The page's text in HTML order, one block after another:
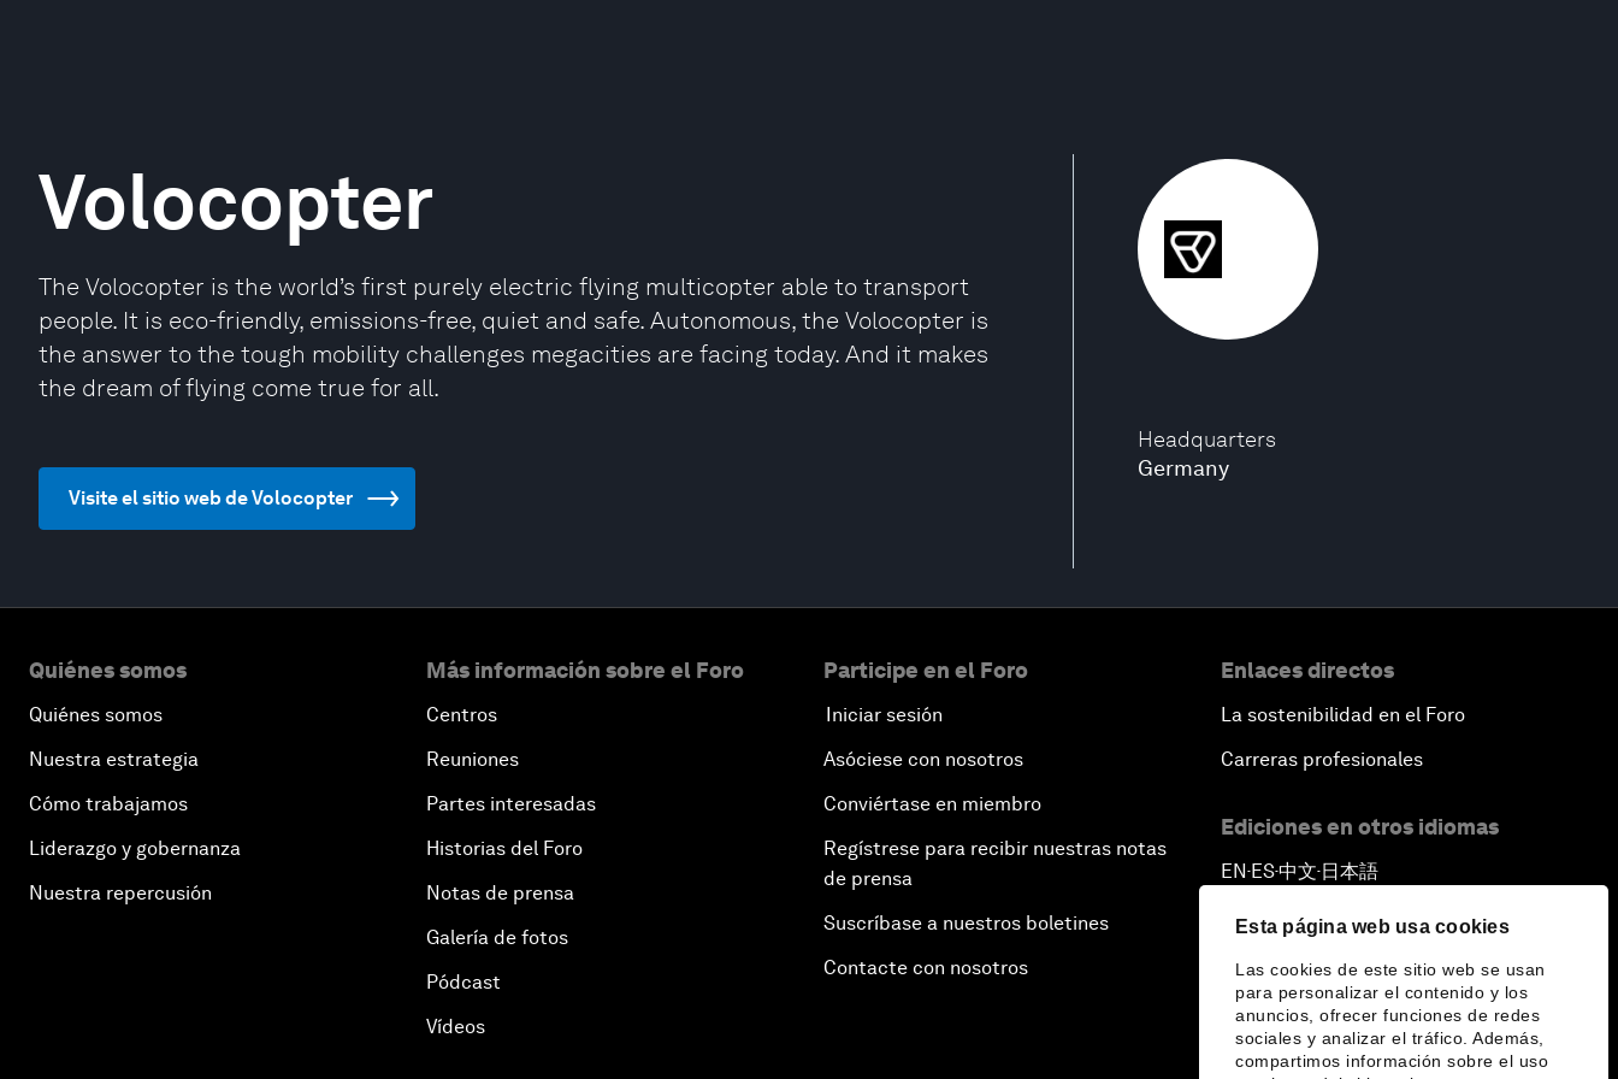
Esta página web usa cookies
Las cookies de este sitio web se usan
para personalizar el contenido y los
anuncios, ofrecer funciones de redes
sociales y analizar el tráfico. Además,
compartimos información sobre el uso
Headquarters
Germany
Volocopter
The Volocopter is the world’s first purely electric flying multicopter able to transport
people. It is eco-friendly, emissions-free, quiet and safe. Autonomous, the Volocopter is
the answer to the tough mobility challenges megacities are facing today. And it makes
the dream of flying come true for all.
Visite el sitio web de Volocopter
Quiénes somos
Quiénes somos
Nuestra estrategia
Cómo trabajamos
Liderazgo y gobernanza
Nuestra repercusión
Más información sobre el Foro
Centros
Reuniones
Partes interesadas
Historias del Foro
Notas de prensa
Galería de fotos
Pódcast
Vídeos
Participe en el Foro
Iniciar sesión
Asóciese con nosotros
Conviértase en miembro
Regístrese para recibir nuestras notas
de prensa
Suscríbase a nuestros boletines
Contacte con nosotros
Enlaces directos
La sostenibilidad en el Foro
Carreras profesionales
Ediciones en otros idiomas
EN ▪ES▪中文▪ 日本語